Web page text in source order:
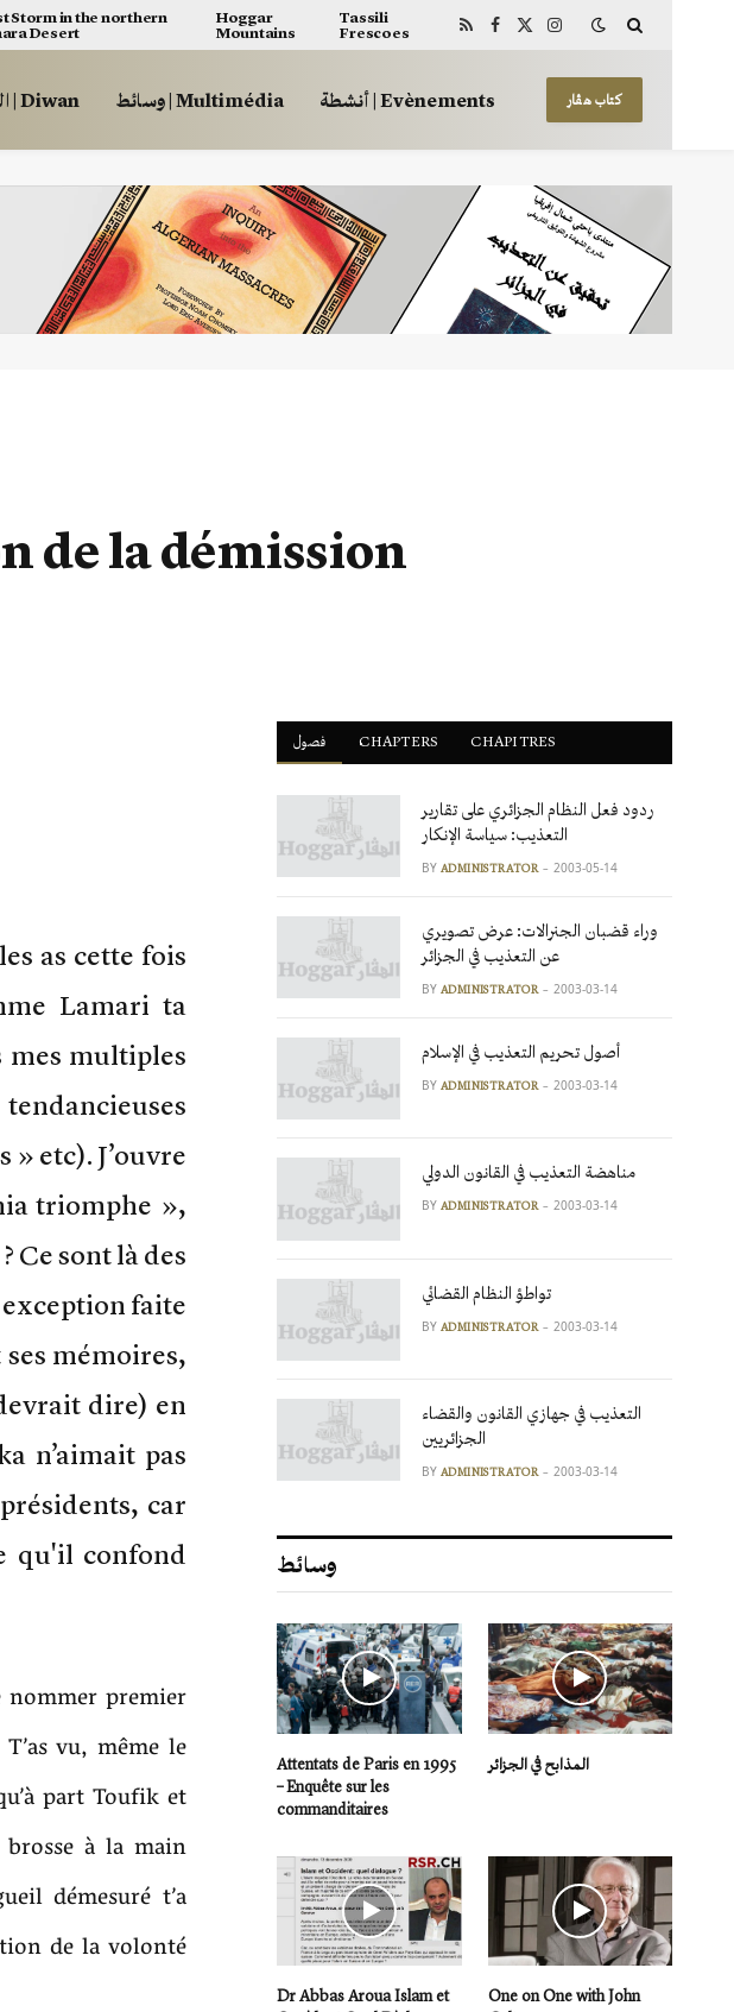
Storm in the northern
Desert
Hoggar
Mountains
Tassili
Frescoes
RSS Facebook
X
Instagram
الديوان | Diwan وسائط | Multimédia أنشطة | Evènements كتاب هڤار
de la démission
as cette fois
Lamari ta
mes multiples
etc). J’ouvre
triomphe »,
Ce sont là des
faite
mémoires,
dire) en
n’aimait pas
car
qu'il confond
nommer premier
vu, même le
part Toufik et
à la main
démesuré t’a
de la volonté
فصول ْCHAPTERS CHAPITRES
ردود فعل النظام الجزائري على تقارير
التعذيب: سياسة الإنكار
BY ADMINISTRATOR 2003-05-14
وراء قضبان الجنرالات: عرض تصويري
عن التعذيب في الجزائر
BY ADMINISTRATOR 2003-03-14
أصول تحريم التعذيب في الإسلام
BY ADMINISTRATOR 2003-03-14
مناهضة التعذيب في القانون الدولي
BY ADMINISTRATOR 2003-03-14
تواطؤ النظام القضائي
BY ADMINISTRATOR 2003-03-14
التعذيب في جهازي القانون والقضاء
الجزائريين
BY ADMINISTRATOR 2003-03-14
وسائط
Attentats de Paris en 1995
– Enquête sur les
commanditaires
المذابح في الجزائر
Dr Abbas Aroua Islam et
One on One with John